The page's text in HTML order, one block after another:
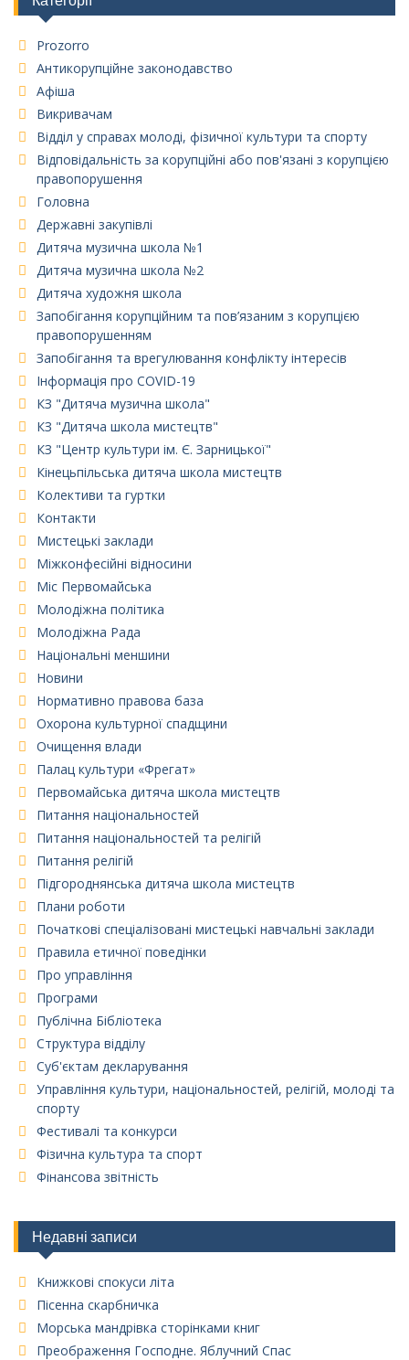
Prozorro
Антикорупційне законодавство
Афіша
Викривачам
Відділ у справах молоді, фізичної культури та спорту
Відповідальність за корупційні або пов'язані з корупцією
правопорушення
Головна
Державні закупівлі
Дитяча музична школа №1
Дитяча музична школа №2
Дитяча художня школа
Запобігання корупційним та пов’язаним з корупцією
правопорушенням
Запобігання та врегулювання конфлікту інтересів
Інформація про COVID-19
КЗ "Дитяча музична школа"
КЗ "Дитяча школа мистецтв"
КЗ "Центр культури ім. Є. Зарницької"
Кінецьпільська дитяча школа мистецтв
Колективи та гуртки
Контакти
Мистецькі заклади
Міжконфесійні відносини
Міс Первомайська
Молодіжна політика
Молодіжна Рада
Національні меншини
Новини
Нормативно правова база
Охорона культурної спадщини
Очищення влади
Палац культури «Фрегат»
Первомайська дитяча школа мистецтв
Питання національностей
Питання національностей та релігій
Питання релігій
Підгороднянська дитяча школа мистецтв
Плани роботи
Початкові спеціалізовані мистецькі навчальні заклади
Правила етичної поведінки
Про управління
Програми
Публічна Бібліотека
Структура відділу
Суб'єктам декларування
Управління культури, національностей, релігій, молоді та
спорту
Фестивалі та конкурси
Фізична культура та спорт
Фінансова звітність
Недавні записи
Книжкові спокуси літа
Пісенна скарбничка
Морська мандрівка сторінками книг
Преображення Господне. Яблучний Спас